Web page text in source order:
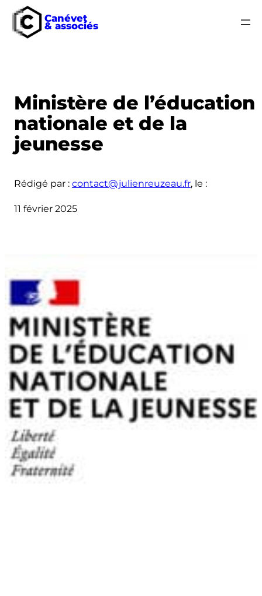
Canévet
& associés
Ministère de l’éducation
nationale et de la
jeunesse
Rédigé par : contact@julienreuzeau.fr, le :
11 février 2025